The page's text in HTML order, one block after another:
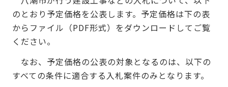
のとおり予定価格を公表します。予定価格は下の表
からファイル（PDF形式）をダウンロードしてご覧
ください。
なお、予定価格の公表の対象となるのは、以下の
すべての条件に適合する入札案件のみとなります。